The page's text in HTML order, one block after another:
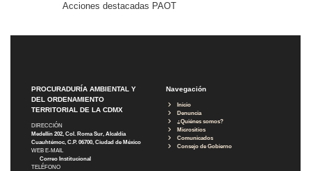
Acciones destacadas PAOT
PROCURADURÍA AMBIENTAL Y
DEL ORDENAMIENTO
TERRITORIAL DE LA CDMX
DIRECCIÓN
Medellín 202, Col. Roma Sur, Alcaldía
Cuauhtémoc, C.P. 06700, Ciudad de México
WEB E-MAIL
Correo Institucional
TELÉFONO
Navegación
Inicio
Denuncia
¿Quiénes somos?
Micrositios
Comunicados
Consejo de Gobierno